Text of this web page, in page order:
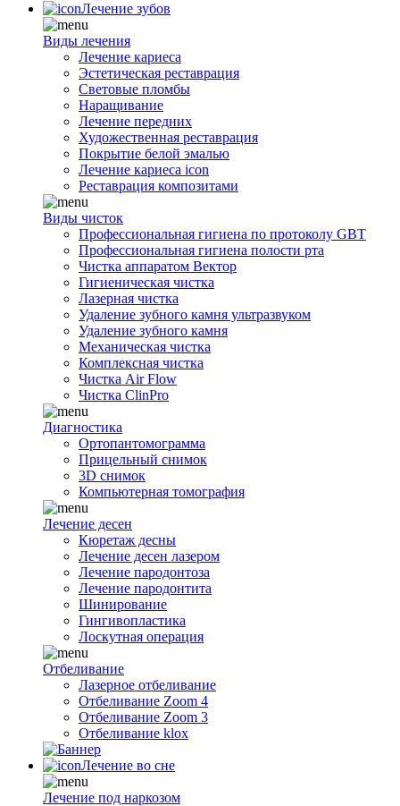
Лечение зубов
Виды лечения
Лечение кариеса
Эстетическая реставрация
Световые пломбы
Наращивание
Лечение передних
Художественная реставрация
Покрытие белой эмалью
Лечение кариеса icon
Реставрация композитами
Виды чисток
Профессиональная гигиена по протоколу GBT
Профессиональная гигиена полости рта
Чистка аппаратом Вектор
Гигиеническая чистка
Лазерная чистка
Удаление зубного камня ультразвуком
Удаление зубного камня
Механическая чистка
Комплексная чистка
Чистка Air Flow
Чистка ClinPro
Диагностика
Ортопантомограмма
Прицельный снимок
3D снимок
Компьютерная томография
Лечение десен
Кюретаж десны
Лечение десен лазером
Лечение пародонтоза
Лечение пародонтита
Шинирование
Гингивопластика
Лоскутная операция
Отбеливание
Лазерное отбеливание
Отбеливание Zoom 4
Отбеливание Zoom 3
Отбеливание klox
Лечение во сне
Лечение под наркозом